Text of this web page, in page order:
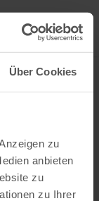
Über Cookies
zu
anbieten
zu
zu Ihrer
INTERACTIEVE KAART
Mijn
Filter openen